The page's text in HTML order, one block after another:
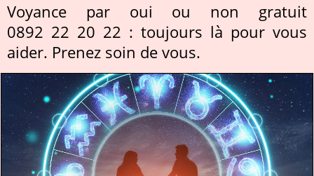
Voyance par oui ou non gratuit
0892 22 20 22 : toujours là pour vous
aider. Prenez soin de vous.